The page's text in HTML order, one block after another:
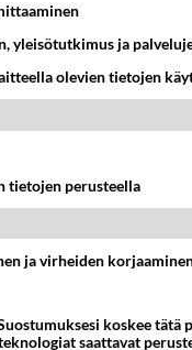
yleisötutkimus ja
olevien tietojen
tietojen perusteella
ja virheiden
koskee tätä
saattavat